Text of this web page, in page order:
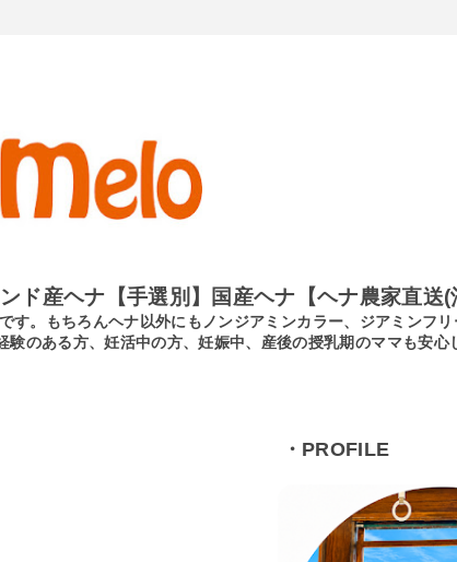
産ヘナ【手選別】国産ヘナ【ヘナ農家直送(
。もちろんヘナ以外にもノンジアミンカラー、ジアミンフ
のある方、妊活中の方、妊娠中、産後の授乳期のママも安心
・PROFILE